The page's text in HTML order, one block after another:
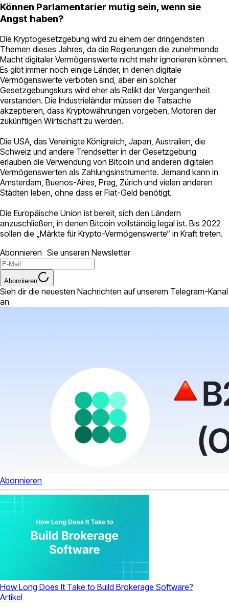
Können Parlamentarier mutig sein, wenn sie
Angst haben?
Die Kryptogesetzgebung wird zu einem der dringendsten
Themen dieses Jahres, da die Regierungen die zunehmende
Macht digitaler Vermögenswerte nicht mehr ignorieren können.
Es gibt immer noch einige Länder, in denen digitale
Vermögenswerte verboten sind, aber ein solcher
Gesetzgebungskurs wird eher als Relikt der Vergangenheit
verstanden. Die Industrieländer müssen die Tatsache
akzeptieren, dass Kryptowährungen vorgeben, Motoren der
zukünftigen Wirtschaft zu werden.
Die USA, das Vereinigte Königreich, Japan, Australien, die
Schweiz und andere Trendsetter in der Gesetzgebung
erlauben die Verwendung von Bitcoin und anderen digitalen
Vermögenswerten als Zahlungsinstrumente. Jemand kann in
Amsterdam, Buenos-Aires, Prag, Zürich und vielen anderen
Städten leben, ohne dass er Fiat-Geld benötigt.
Die Europäische Union ist bereit, sich den Ländern
anzuschließen, in denen Bitcoin vollständig legal ist. Bis 2022
sollen die „Märkte für Krypto-Vermögenswerte“ in Kraft treten.
Abonnieren Sie unseren Newsletter
Abonnieren
Sieh dir die neuesten Nachrichten auf unserem Telegram-Kanal
an
Abonnieren
How Long Does It Take to Build Brokerage Software?
Artikel